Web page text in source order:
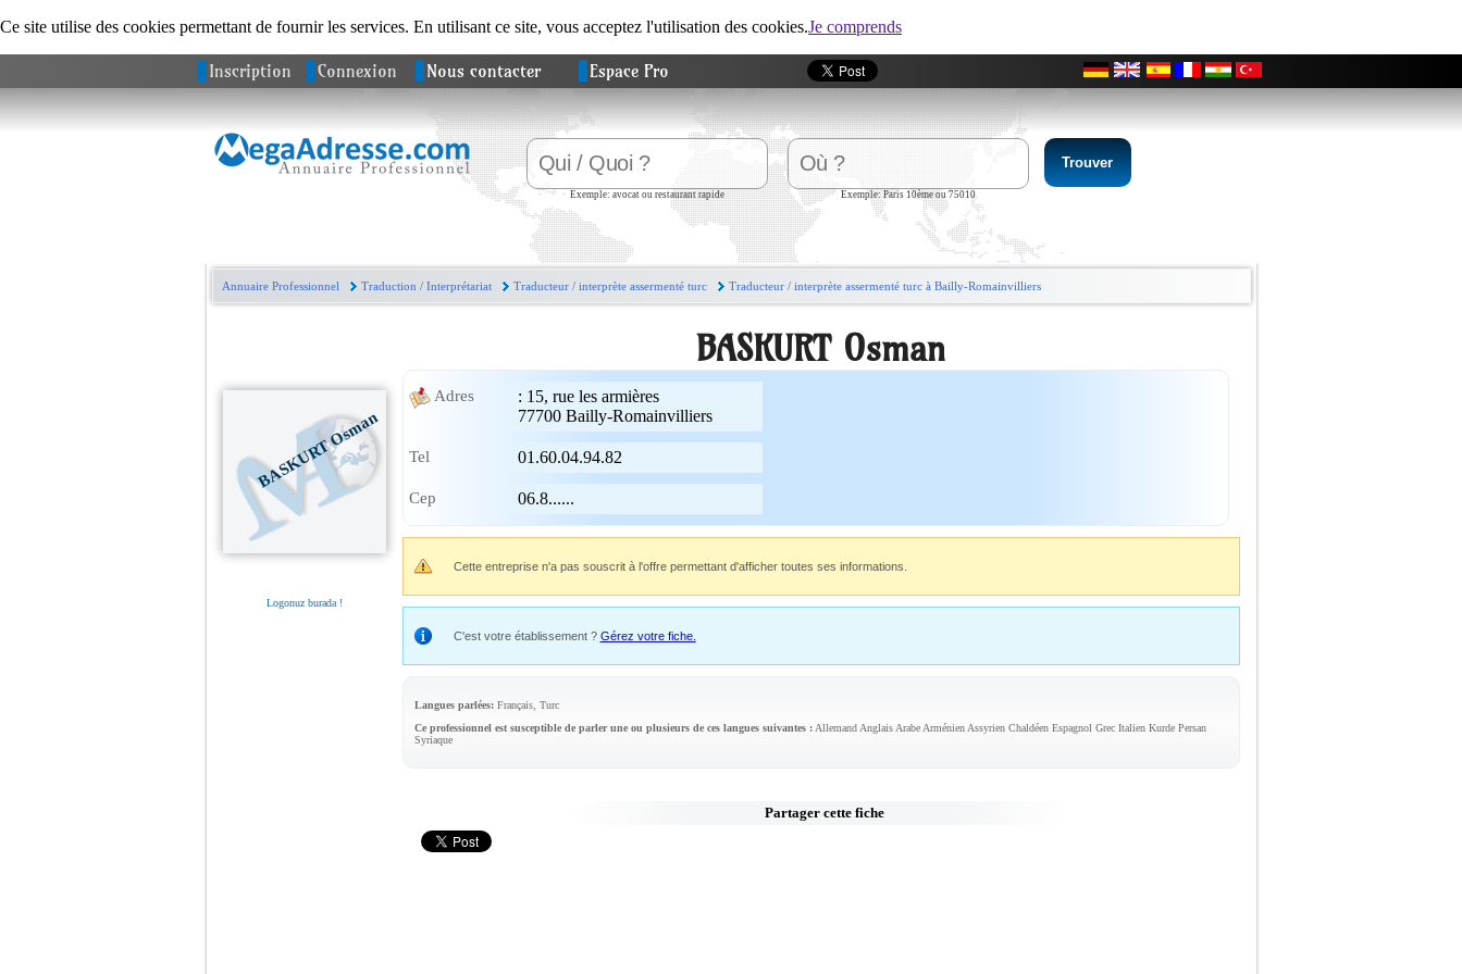
Ce site utilise des cookies permettant de fournir les services. En utilisant ce site, vous acceptez l'utilisation des cookies.Je comprends
Inscription Connexion Nous contacter Espace Pro
Exemple: avocat ou restaurant rapide Exemple: Paris 10ème ou 75010
Annuaire Professionnel Traduction / Interprétariat Traducteur / interprète assermenté turc Traducteur / interprète assermenté turc à Bailly-Romainvilliers
BASKURT Osman
Logonuz burada !
BASKURT Osman
Adres : 15, rue les armières
77700 Bailly-Romainvilliers
Tel 01.60.04.94.82
Cep 06.8......
Cette entreprise n'a pas souscrit à l'offre permettant d'afficher toutes ses informations.
C'est votre établissement ? Gérez votre fiche.
Langues parlées:Français, Turc
Ce professionnel est susceptible de parler une ou plusieurs de ces langues suivantes :Allemand Anglais Arabe Arménien Assyrien Chaldéen Espagnol Grec Italien Kurde Persan
Syriaque
Partager cette fiche